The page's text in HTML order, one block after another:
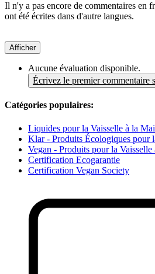
Il n'y a pas encore de commentaires en
ont été écrites dans d'autre langues.
Afficher
Aucune évaluation disponible.
Écrivez le premier commentaire
Catégories populaires:
Liquides pour la Vaisselle à la
Klar - Produits Écologiques pour
Vegan - Produits pour la Vaisselle
Certification Ecogarantie
Certification Vegan Society